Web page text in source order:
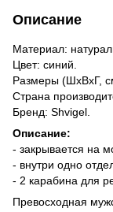
Описание
Материал:
Цвет: синий.
Размеры (ШхВхГ,
Страна
Бренд: Shvigel.
Описание:
- закрывается на
- внутри одно
- 2 карабина для
Превосходная